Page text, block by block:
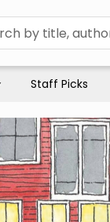
Staff Picks